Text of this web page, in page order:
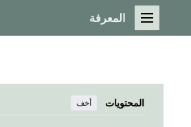
القائمة الرئيسية
المعرفة
المحتويات أخف